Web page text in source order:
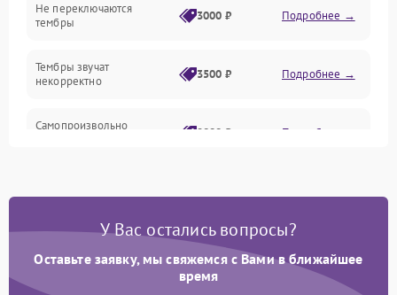
Аудио
Оптика
Не переключаются
тембры
3000 ₽ Подробнее →
Тембры звучат
некорректно
3500 ₽ Подробнее →
Самопроизвольно
2800 ₽ Подробнее →
У Вас остались вопросы?
Оставьте заявку, мы свяжемся с Вами в ближайшее
время